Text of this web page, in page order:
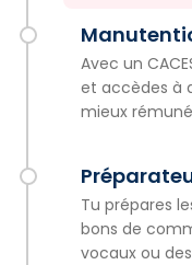
Avec un
et accèdes à
mieux
Tu prépares
bons de
vocaux ou